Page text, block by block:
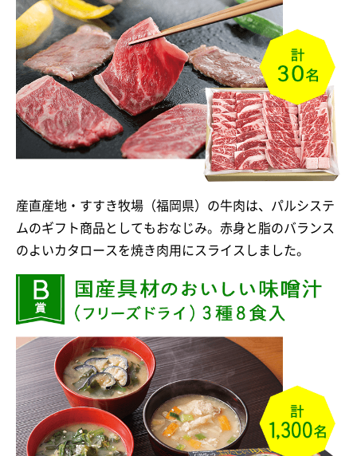
産直産地・すすき牧場（福岡県）の牛肉は、パルシステ
ムのギフト商品としてもおなじみ。赤身と脂のバランス
のよいカタロースを焼き肉用にスライスしました。